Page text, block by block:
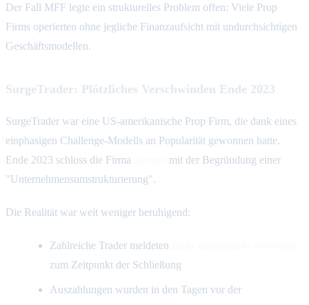
Der Fall MFF legte ein strukturelles Problem offen: Viele Prop
Firms operierten ohne jegliche Finanzaufsicht mit undurchsichtigen
Geschäftsmodellen.
SurgeTrader: Plötzliches Verschwinden Ende 2023
SurgeTrader war eine US-amerikanische Prop Firm, die dank eines
einphasigen Challenge-Modells an Popularität gewonnen hatte.
Ende 2023 schloss die Firma
mit der Begründung einer
"Unternehmensumstrukturierung".
Die Realität war weit weniger beruhigend:
Zahlreiche Trader meldeten
zum Zeitpunkt der Schließung
Auszahlungen wurden in den Tagen vor der